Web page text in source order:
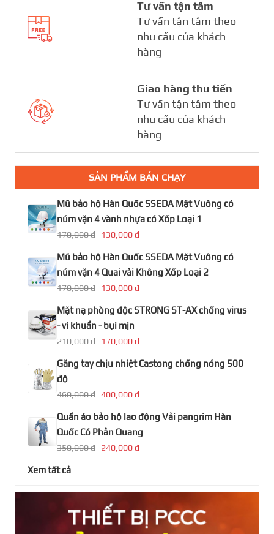
Tư vấn tận tâm
Tư vấn tận tâm theo
nhu cầu của khách
hàng
Giao hàng thu tiền
Tư vấn tận tâm theo
nhu cầu của khách
hàng
SẢN PHẨM BÁN CHẠY
Mũ bảo hộ Hàn Quốc SSEDA Mặt Vuông có
núm vặn 4 vành nhựa có Xốp Loại 1
170,000 đ 130,000 đ
Mũ bảo hộ Hàn Quốc SSEDA Mặt Vuông có
núm vặn 4 Quai vải Không Xốp Loại 2
170,000 đ 130,000 đ
Mặt nạ phòng độc STRONG ST-AX chống virus
- vi khuẩn - bụi mịn
210,000 đ 170,000 đ
Găng tay chịu nhiệt Castong chống nóng 500
độ
460,000 đ 400,000 đ
Quần áo bảo hộ lao động Vải pangrim Hàn
Quốc Có Phản Quang
350,000 đ 240,000 đ
Xem tất cả